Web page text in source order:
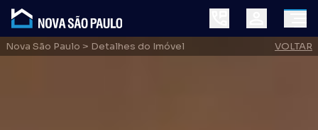
Nova São Paulo > Detalhes do Imóvel VOLTAR